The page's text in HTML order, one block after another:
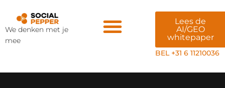
We denken met je
mee
Lees de
AI/GEO
whitepaper
BEL +31 6 11210036